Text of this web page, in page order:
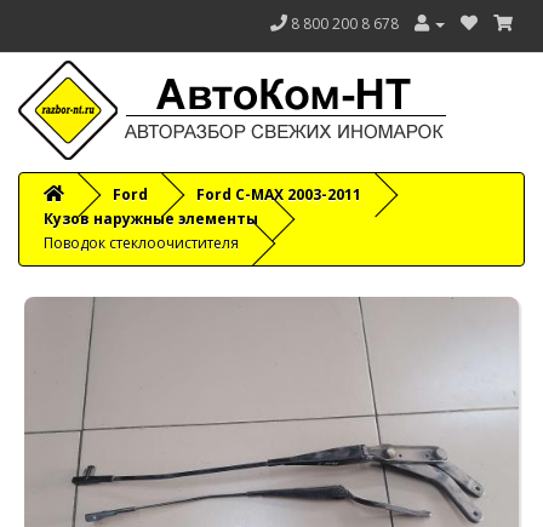
8 800 200 8 678
Ford
Ford C-MAX 2003-2011
Кузов наружные элементы
Поводок стеклоочистителя